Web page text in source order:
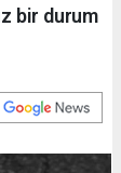
bir durum